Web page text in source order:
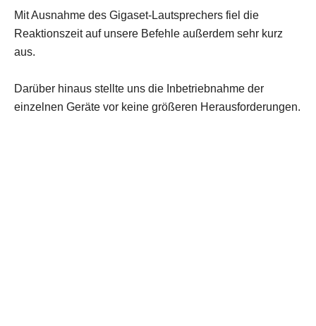
Mit Ausnahme des Gigaset-Lautsprechers fiel die
Reaktionszeit auf unsere Befehle außerdem sehr kurz
aus.
Darüber hinaus stellte uns die Inbetriebnahme der
einzelnen Geräte vor keine größeren Herausforderungen.